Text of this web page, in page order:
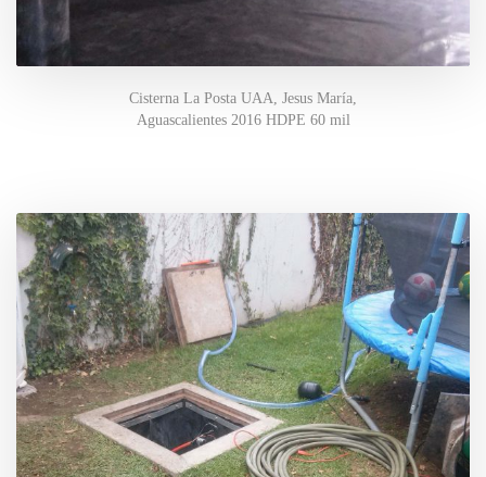
Cisterna La Posta UAA, Jesus María,
Aguascalientes 2016 HDPE 60 mil